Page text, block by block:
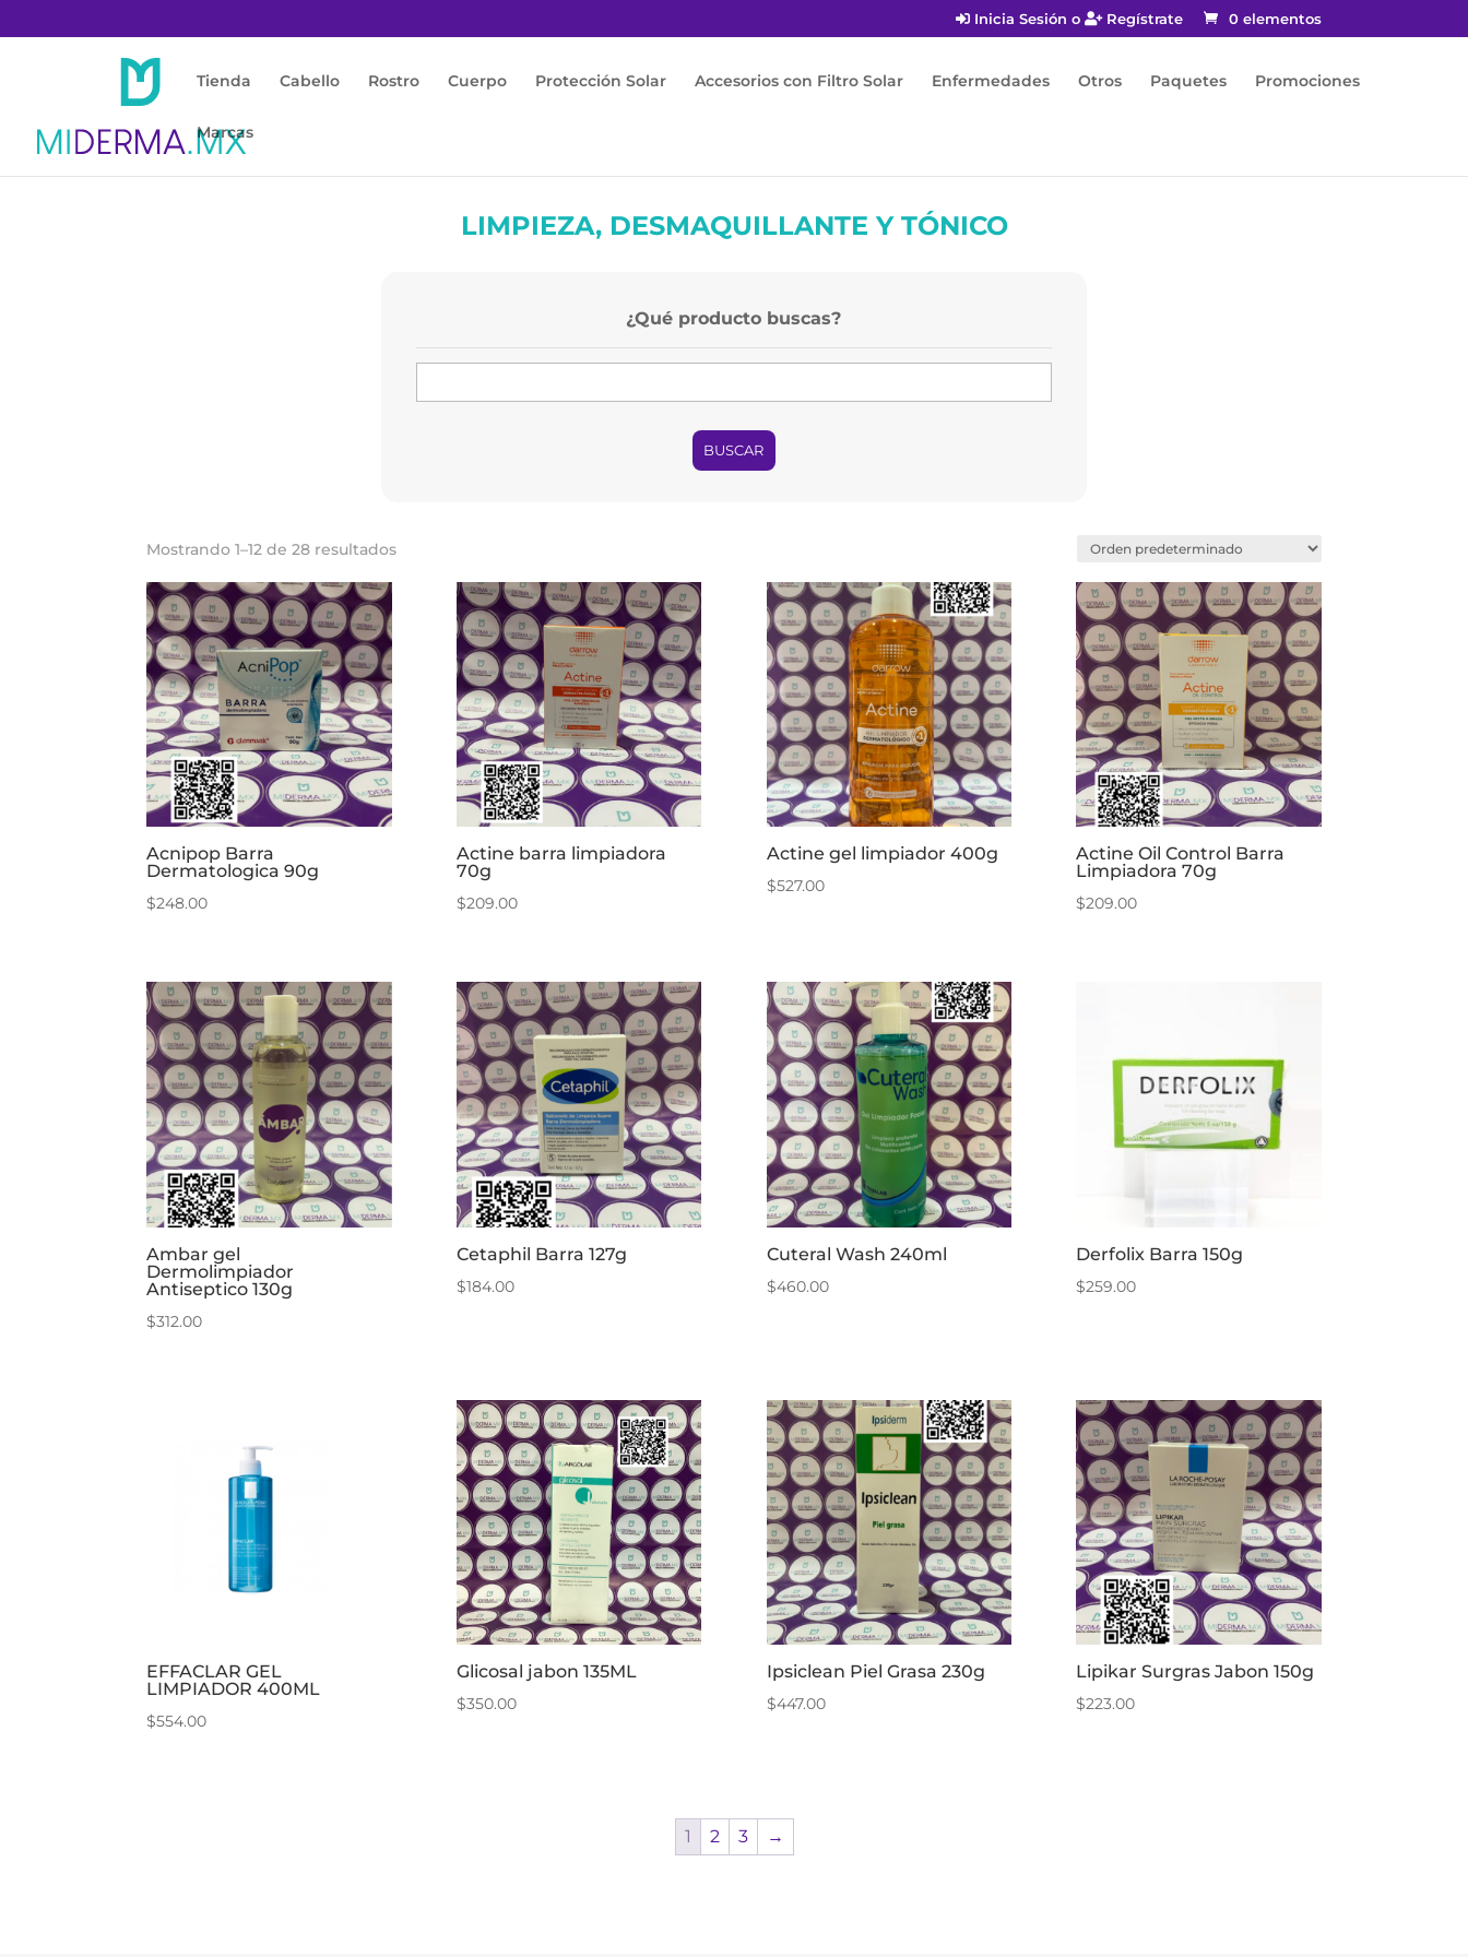
Inicia Sesión o Regístrate 0 elementos
Tienda Cabello Rostro Cuerpo Protección Solar Accesorios con Filtro Solar Enfermedades Otros Paquetes Promociones
Marcas
LIMPIEZA, DESMAQUILLANTE Y TÓNICO
¿Qué producto buscas?
BUSCAR
Mostrando 1–12 de 28 resultados
Acnipop Barra
Dermatologica 90g
$248.00
Actine barra limpiadora
70g
$209.00
Actine gel limpiador 400g
$527.00
Actine Oil Control Barra
Limpiadora 70g
$209.00
Ambar gel
Dermolimpiador
Antiseptico 130g
$312.00
Cetaphil Barra 127g
$184.00
Cuteral Wash 240ml
$460.00
Derfolix Barra 150g
$259.00
EFFACLAR GEL
LIMPIADOR 400ML
$554.00
Glicosal jabon 135ML
$350.00
Ipsiclean Piel Grasa 230g
$447.00
Lipikar Surgras Jabon 150g
$223.00
1 2 3 →